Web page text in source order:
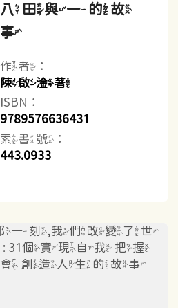
八田與一的故
事
作者：
陳啟淦著
ISBN：
9789576636431
索書號：
443.0933